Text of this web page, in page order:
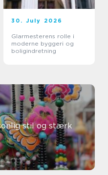
30. July 2026
Glarmesterens rolle i
moderne byggeri og
boligindretning